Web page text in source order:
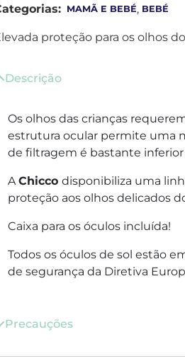
MAMÃ E BEBÉ, BEBÉ
proteção para os olhos
Descrição
Os olhos das crianças
estrutura ocular permite uma
de filtragem é bastante inferior
AChicco disponibiliza uma
proteção aos olhos delicados
Caixa para os óculos incluída!
Todos os óculos de sol estão
de segurança da Diretiva
Precauções